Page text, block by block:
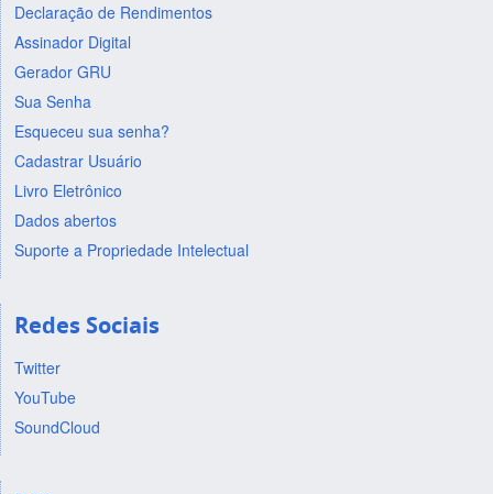
Declaração de Rendimentos
Assinador Digital
Gerador GRU
Sua Senha
Esqueceu sua senha?
Cadastrar Usuário
Livro Eletrônico
Dados abertos
Suporte a Propriedade Intelectual
Redes Sociais
Twitter
YouTube
SoundCloud